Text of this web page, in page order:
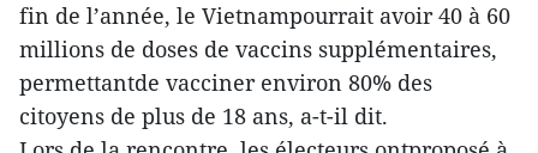
fin de l’année, le Vietnampourrait avoir 40 à 60
millions de doses de vaccins supplémentaires,
permettantde vacciner environ 80% des
citoyens de plus de 18 ans, a-t-il dit.